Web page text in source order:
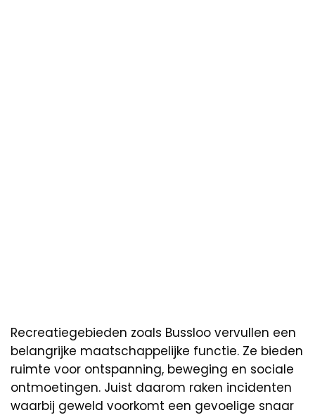
Recreatiegebieden zoals Bussloo vervullen een
belangrijke maatschappelijke functie. Ze bieden
ruimte voor ontspanning, beweging en sociale
ontmoetingen. Juist daarom raken incidenten
waarbij geweld voorkomt een gevoelige snaar